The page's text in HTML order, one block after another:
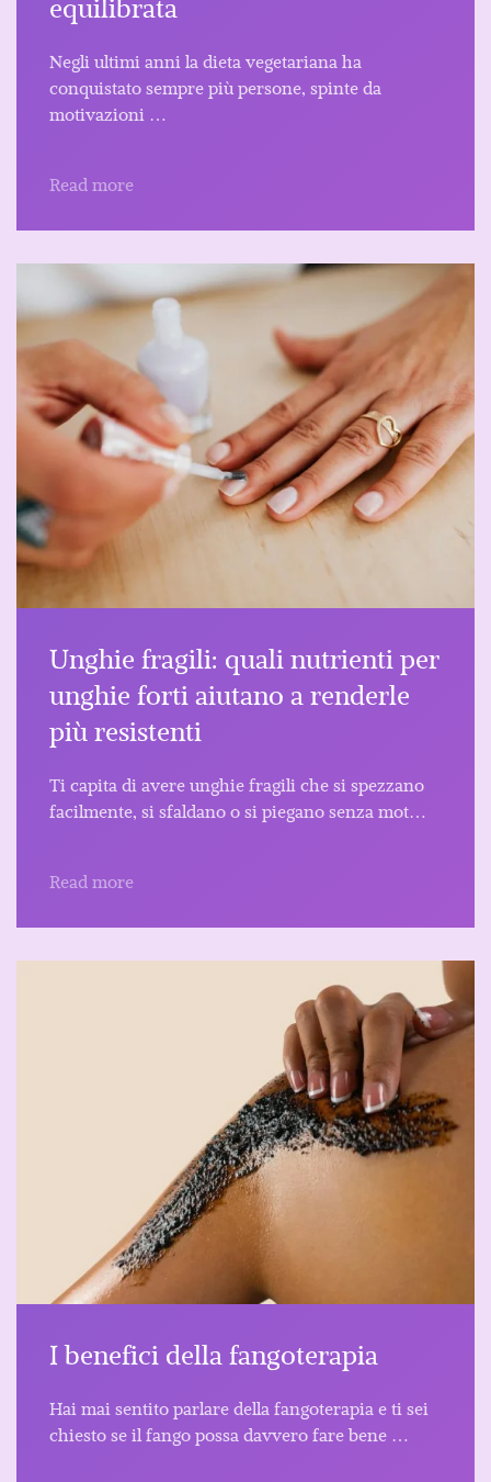
equilibrata
Negli ultimi anni la dieta vegetariana ha
conquistato sempre più persone, spinte da
motivazioni …
Read more
Unghie fragili: quali nutrienti per
unghie forti aiutano a renderle
più resistenti
Ti capita di avere unghie fragili che si spezzano
facilmente, si sfaldano o si piegano senza mot…
Read more
I benefici della fangoterapia
Hai mai sentito parlare della fangoterapia e ti sei
chiesto se il fango possa davvero fare bene …